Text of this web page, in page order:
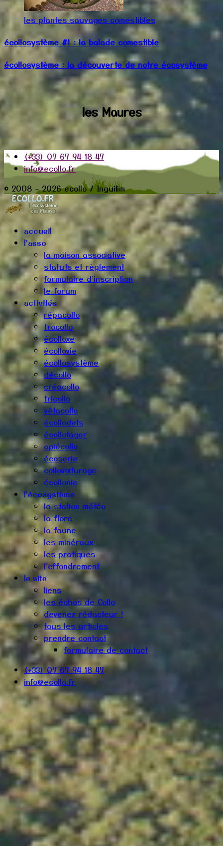
les plantes sauvages comestibles
écollosystème #1 : la balade comestible
écollosystème : la découverte de notre écosystème
les Maures
(+33) 07 67 94 18 47
info@ecollo.fr
© 2008 - 2026 ecollo / Inguilim
accueil
l'asso
la maison associative
statuts et règlement
formulaire d'inscription
le forum
activités
répacollo
trocollo
écolloxe
écollovie
écollosystème
décollo
créacollo
tricollo
vêtacollo
écollodets
écollotager
apiécollo
écoserie
collovoiturage
écollonie
l'écosystème
la station météo
la flore
la faune
les minéraux
les pratiques
l'effondrement
le site
liens
les échos de Collo
devenez rédacteur !
tous les articles
prendre contact
formulaire de contact
(+33) 07 67 94 18 47
info@ecollo.fr